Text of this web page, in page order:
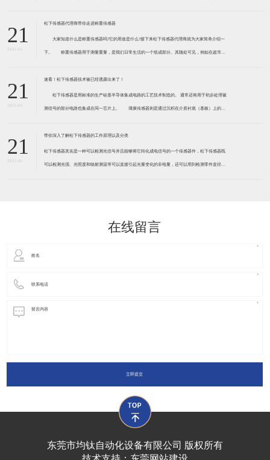
21
2021-01
松下传感器代理商带你走进称重传感器
大家知道什么是称重传感器吗?它的用途是什么?接下来松下传感器代理商就为大家简单介绍一
下。 称重传感器用于测量重量，是我们日常生活的一个组成部分。其随处可见，例如在超市柜
带有应变片的弹性体组成。弹性体通常由钢
21
2021-01
速看！松下传感器技术被已经透露出来了！
松下传感器是用标准的生产硅基半导体集成电路的工艺技术制造的。 通常还将用于初步处理被
测信号的部分电路也集成在同一芯片上。 薄膜传感器则是通过沉积在介质衬底（基板）上的，
器是利用相应材料的浆料，涂覆在陶瓷基片上
21
2021-01
带你深入了解松下传感器的工作原理以及分类
松下传感器其实是一种可以检测光信号并且能够将它转化成电信号的一个传感器件，松下传感器既
可以检测光强、光照度和辐射测温等可以直接引起光量变化的非电量，还可以用到检测零件直径、
在线留言
立即提交
东莞市均钛自动化设备有限公司 版权所有